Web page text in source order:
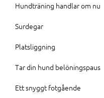
Hundträning handlar om nu
Surdegar
Platsliggning
Tar din hund belöningspaus
Ett snyggt fotgående